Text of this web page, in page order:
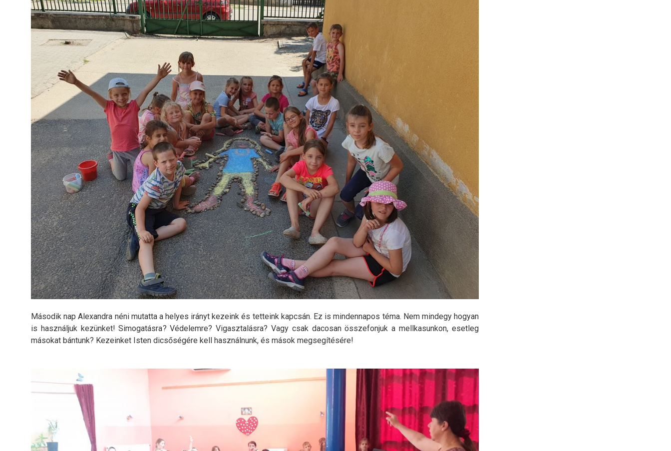
Második nap Alexandra néni mutatta a helyes irányt kezeink és tetteink kapcsán. Ez is mindennapos téma. Nem mindegy hogyan
is használjuk kezünket! Simogatásra? Védelemre? Vigasztalásra? Vagy csak dacosan összefonjuk a mellkasunkon, esetleg
másokat bántunk? Kezeinket Isten dicsőségére kell használnunk, és mások megsegítésére!